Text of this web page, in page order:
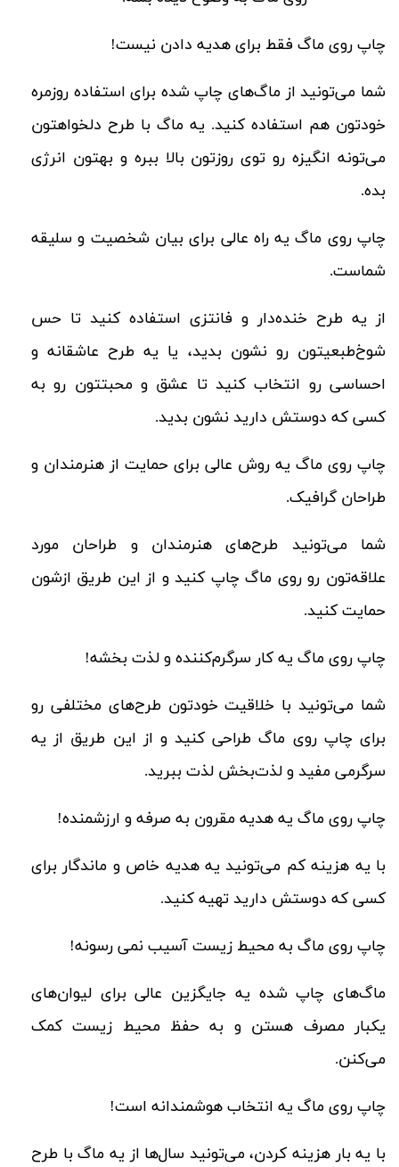
چاپ روی ماگ فقط برای هدیه دادن نیست!
شما می‌تونید از ماگ‌های چاپ شده برای استفاده روزمره
خودتون هم استفاده کنید. یه ماگ با طرح دلخواهتون
می‌تونه انگیزه رو توی روزتون بالا ببره و بهتون انرژی
بده.
چاپ روی ماگ یه راه عالی برای بیان شخصیت و سلیقه
شماست.
از یه طرح خنده‌دار و فانتزی استفاده کنید تا حس
شوخ‌طبعیتون رو نشون بدید، یا یه طرح عاشقانه و
احساسی رو انتخاب کنید تا عشق و محبتتون رو به
کسی که دوستش دارید نشون بدید.
چاپ روی ماگ یه روش عالی برای حمایت از هنرمندان و
طراحان گرافیک.
شما می‌تونید طرح‌های هنرمندان و طراحان مورد
علاقه‌تون رو روی ماگ چاپ کنید و از این طریق ازشون
حمایت کنید.
چاپ روی ماگ یه کار سرگرم‌کننده و لذت‌ بخشه!
شما می‌تونید با خلاقیت خودتون طرح‌های مختلفی رو
برای چاپ روی ماگ طراحی کنید و از این طریق از یه
سرگرمی مفید و لذت‌بخش لذت ببرید.
چاپ روی ماگ یه هدیه مقرون به صرفه و ارزشمنده!
با یه هزینه کم می‌تونید یه هدیه خاص و ماندگار برای
کسی که دوستش دارید تهیه کنید.
چاپ روی ماگ به محیط زیست آسیب نمی‌ رسونه!
ماگ‌های چاپ شده یه جایگزین عالی برای لیوان‌های
یکبار مصرف هستن و به حفظ محیط زیست کمک
می‌کنن.
چاپ روی ماگ یه انتخاب هوشمندانه است!
با یه بار هزینه کردن، می‌تونید سال‌ها از یه ماگ با طرح